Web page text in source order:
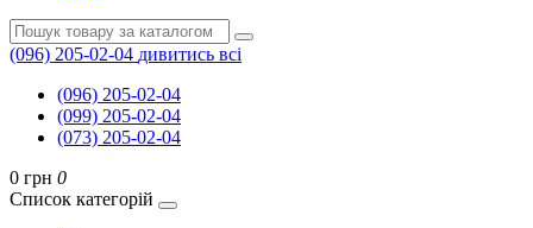
(096) 205-02-04 дивитись всі
(096) 205-02-04
(099) 205-02-04
(073) 205-02-04
0 грн 0
Список категорій